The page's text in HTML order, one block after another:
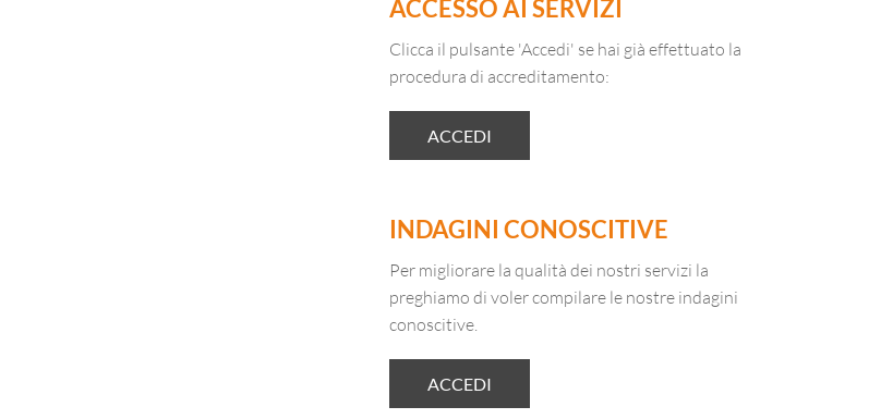
ACCESSO AI SERVIZI
Clicca il pulsante 'Accedi' se hai già effettuato la
procedura di accreditamento:
ACCEDI
INDAGINI CONOSCITIVE
Per migliorare la qualità dei nostri servizi la
preghiamo di voler compilare le nostre indagini
conoscitive.
ACCEDI